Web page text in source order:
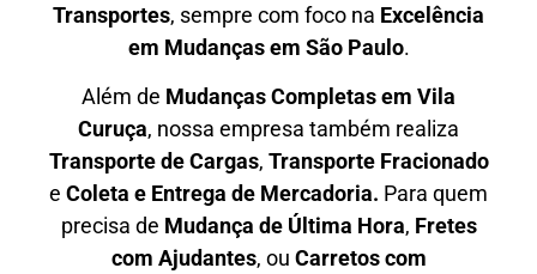
Transportes, sempre com foco na Excelência
em Mudanças em São Paulo.
Além de Mudanças Completas em Vila
Curuça, nossa empresa também realiza
Transporte de Cargas, Transporte Fracionado
e Coleta e Entrega de Mercadoria. Para quem
precisa de Mudança de Última Hora, Fretes
com Ajudantes, ou Carretos com